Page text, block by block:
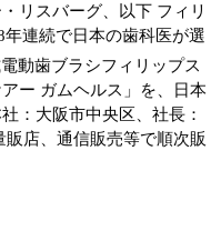
リスバーグ、以下 フィリ
連続で日本の歯科医が選
動歯ブラシフィリップス
ー ガムヘルス」を、日本
：大阪市中央区、社長：
店、通信販売等で順次販